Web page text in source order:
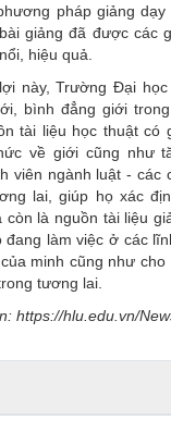
pháp giảng
giảng đã được các
hiệu quả.
này, Trường Đại
bình đẳng giới
tài liệu học thuật có
về giới cũng như
viên ngành luật - các
lai, giúp họ xác
là nguồn tài liệu
làm việc ở các
minh cũng như
tương lai.
https://hlu.edu.vn/